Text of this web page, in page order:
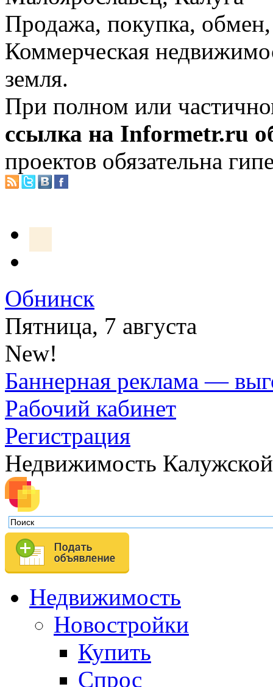
Продажа, покупка, обмен,
Коммерческая
земля.
При полном или
ссылка на Informetr.ru
проектов обязательна
Обнинск
Пятница, 7 августа
New!
Баннерная реклама —
Рабочий кабинет
Регистрация
Недвижимость
Недвижимость
Новостройки
Купить
Спрос